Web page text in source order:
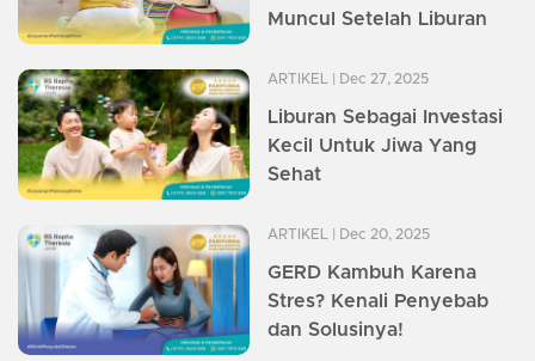
Muncul Setelah Liburan
ARTIKEL | Dec 27, 2025
Liburan Sebagai Investasi
Kecil Untuk Jiwa Yang
Sehat
ARTIKEL | Dec 20, 2025
GERD Kambuh Karena
Stres? Kenali Penyebab
dan Solusinya!